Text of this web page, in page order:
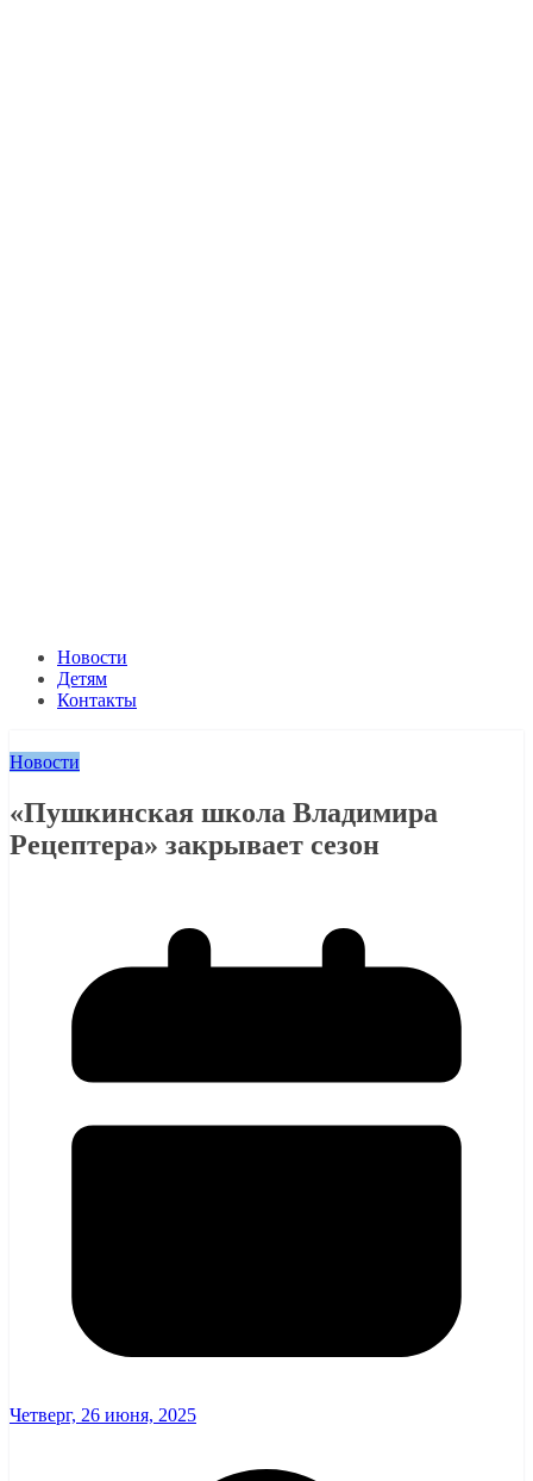
Новости
Детям
Контакты
Новости
«Пушкинская школа Владимира
Рецептера» закрывает сезон
Четверг, 26 июня, 2025